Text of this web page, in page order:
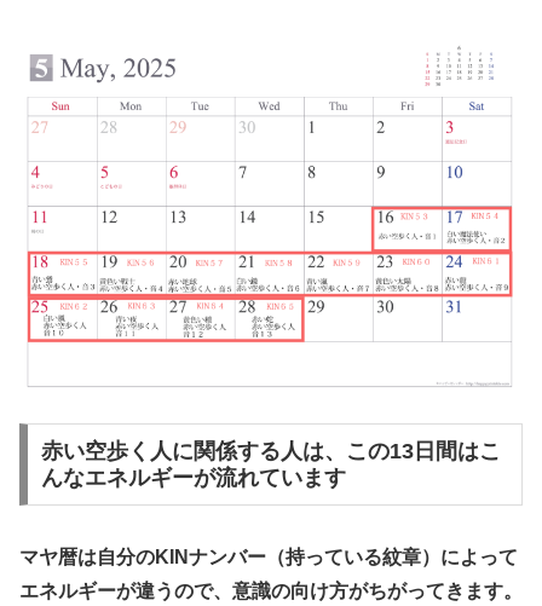
赤い空歩く人に関係する人は、この13日間はこ
んなエネルギーが流れています
マヤ暦は自分のKINナンバー（持っている紋章）によって
エネルギーが違うので、意識の向け方がちがってきます。